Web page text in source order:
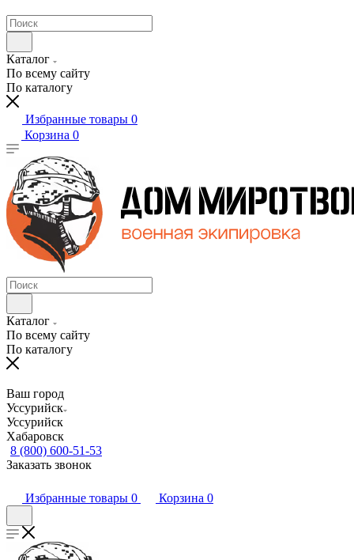
Каталог
По всему сайту
По каталогу
Избранные товары 0
Корзина 0
Каталог
По всему сайту
По каталогу
Ваш город
Уссурийск
Уссурийск
Хабаровск
8 (800) 600-51-53
Заказать звонок
Избранные товары 0 Корзина 0